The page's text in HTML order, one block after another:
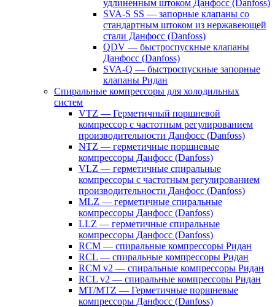
удлиненным штоком Данфосс (Danfoss)
SVA-S SS — запорные клапаны со
стандартным штоком из нержавеющей
стали Данфосс (Danfoss)
QDV — быстроспускные клапаны
Данфосс (Danfoss)
SVA-Q — быстроспускные запорные
клапаны Ридан
Спиральные компрессоры для холодильных
систем
VTZ — Герметичный поршневой
компрессор с частотным регулированием
производительности Данфосс (Danfoss)
NTZ — герметичные поршневые
компрессоры Данфосс (Danfoss)
VLZ — герметичные спиральные
компрессоры с частотным регулированием
производительности Данфосс (Danfoss)
MLZ — герметичные спиральные
компрессоры Данфосс (Danfoss)
LLZ — герметичные спиральные
компрессоры Данфосс (Danfoss)
RCM — спиральные компрессоры Ридан
RCL — спиральные компрессоры Ридан
RCM v2 — спиральные компрессоры Ридан
RCL v2 — спиральные компрессоры Ридан
MT/MTZ — Герметичные поршневые
компрессоры Данфосс (Danfoss)